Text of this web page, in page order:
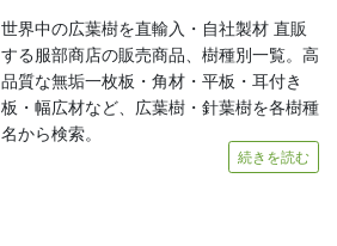
世界中の広葉樹を直輸入・自社製材 直販
する服部商店の販売商品、樹種別一覧。高
品質な無垢一枚板・角材・平板・耳付き
板・幅広材など、広葉樹・針葉樹を各樹種
名から検索。
続きを読む